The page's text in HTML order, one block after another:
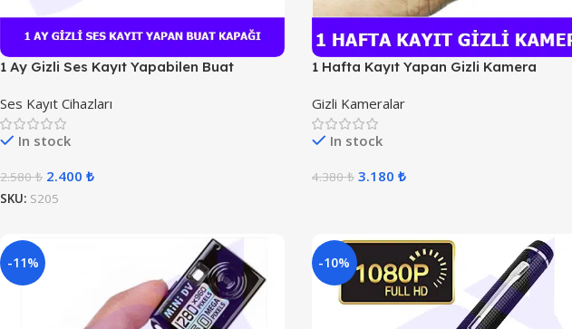
1 Ay Gizli Ses Kayıt Yapabilen Buat
Ses Kayıt Cihazları
In stock
2.580₺ 2.400 ₺
SKU: S205
1 Hafta Kayıt Yapan Gizli Kamera
Gizli Kameralar
In stock
4.380₺ 3.180 ₺
-11% -10%